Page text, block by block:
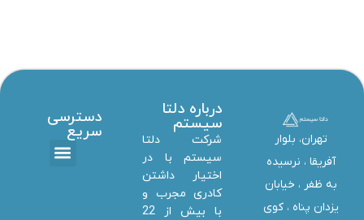
تهران، بلوار
آفریقا ، نرسیده
به ظفر ،‌ خیابان
یزدان پناه ، کوی
درباره دلتا
سیستم
شرکت دلتا
سیستم با در
اختیار داشتن
کادری مجرب و
با بیش از 22
دسترسی
سریع